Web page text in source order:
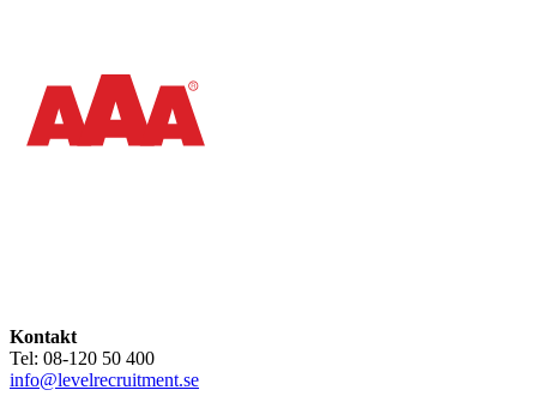
Kontakt
Tel: 08-120 50 400
info@levelrecruitment.se